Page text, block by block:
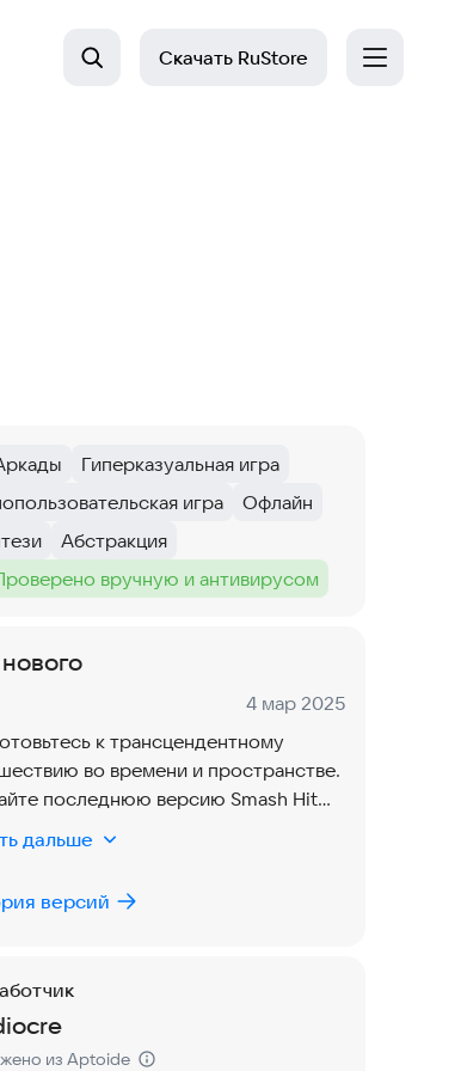
Скачать RuStore
: Тег:
Гиперказуальная игра
игра
Тег:
Офлайн
Тег:
Абстракция
вручную и антивирусом
Дата:
4 мар 2025
к трансцендентному
во времени и пространстве.
последнюю версию Smash Hit
чтобы сразу же насладиться новыми
и обновлениями!
дальше
версий
из Aptoide